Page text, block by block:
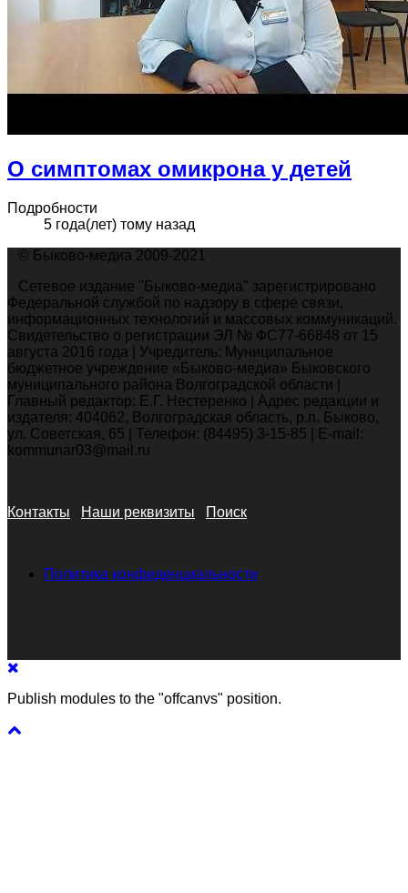
О симптомах омикрона у детей
Подробности
5 года(лет) тому назад
© Быково-медиа 2009-2021
Сетевое издание "Быково-медиа" зарегистрировано
Федеральной службой по надзору в сфере связи,
информационных технологий и массовых коммуникаций.
Свидетельство о регистрации ЭЛ № ФС77-66848 от 15
августа 2016 года | Учредитель: Муниципальное
бюджетное учреждение «Быково-медиа» Быковского
муниципального района Волгоградской области |
Главный редактор: Е.Г. Нестеренко | Адрес редакции и
издателя: 404062, Волгоградская область, р.п. Быково,
ул. Советская, 65 | Телефон: (84495) 3-15-85 | E-mail:
kommunar03@mail.ru
Контакты Наши реквизиты Поиск
Политика конфиденциальности
Publish modules to the "offcanvs" position.